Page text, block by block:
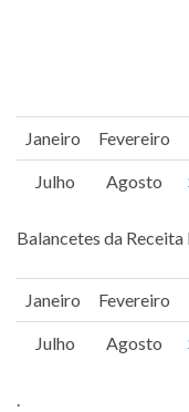
Janeiro Fevereiro
Julho Agosto
Balancetes da
Janeiro Fevereiro
Julho Agosto
.